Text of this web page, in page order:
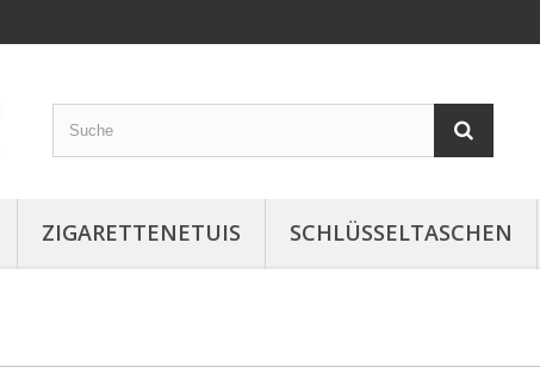
ZIGARETTENETUIS SCHLÜSSELTASCHEN